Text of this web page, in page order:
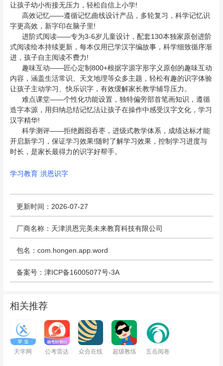
让孩子幼小衔接无压力，轻松自信上小学!
高效记忆——遵循记忆曲线设计产品，多轮复习，科学记忆识
字更高效，新字印在脑子里!
进阶式阅读——专为3-6岁儿童设计，配套130本独家原创进阶
式阅读绘本持续更新，每本仅用已学汉字编故事，科学细致循序渐
进，孩子自主阅读不费力!
趣味互动——匠心定制800+根据字源字形字义原创的趣味互动
内容，涵盖生活常识、天文地理等众多主题，轻松有趣的识字体验
让孩子主动学习、快乐识字，有效缓解家长教学辅导压力。
难点课堂——个性化功能设置，独特偏旁部首笔画知识，遵循
造字本源，用归纳总结记忆法让孩子在操作中感受汉字文化，学习
汉字精华!
科学测评——拒绝囫囵吞枣，进级式教学体系，成绩达标才能
开启新学习，保证学习效果!随时了解学习效果，控制学习进度与
时长，是家长最得力的识字好帮手。
学习教育 洪恩识字
更新时间：2026-07-27
厂商名称：天津洪恩完美未来教育科技有限公司
包名：com.hongen.app.word
备案号：津ICP备16005077号-3A
相关推荐
天学网 公考雷达 众合在线 超级教练 五岳阅卷